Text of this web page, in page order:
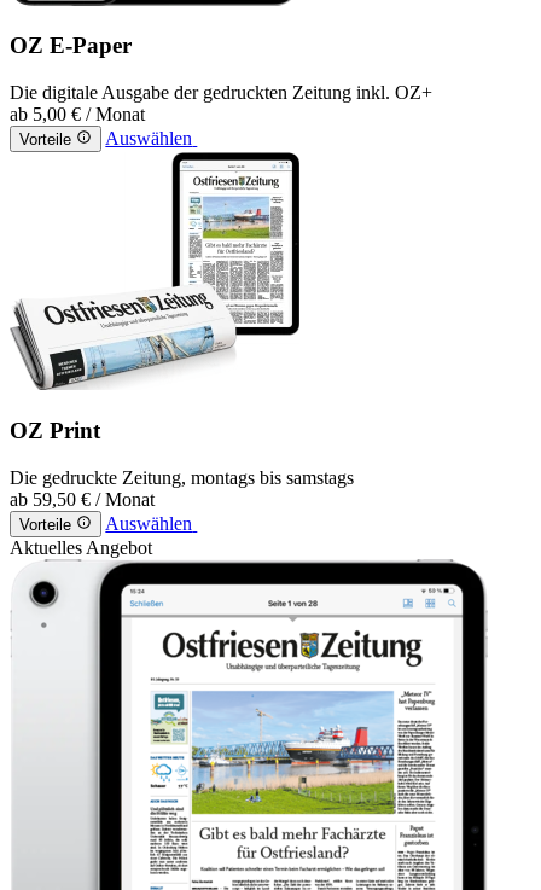
OZ E-Paper
Die digitale Ausgabe der gedruckten Zeitung inkl. OZ+
ab 5,00 € / Monat
Vorteile Auswählen
OZ Print
Die gedruckte Zeitung, montags bis samstags
ab 59,50 € / Monat
Vorteile
Auswählen
Aktuelles Angebot